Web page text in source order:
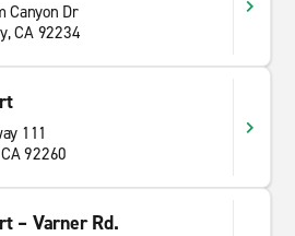
Canyon Dr
CA 92234
111
92260
– Varner Rd.